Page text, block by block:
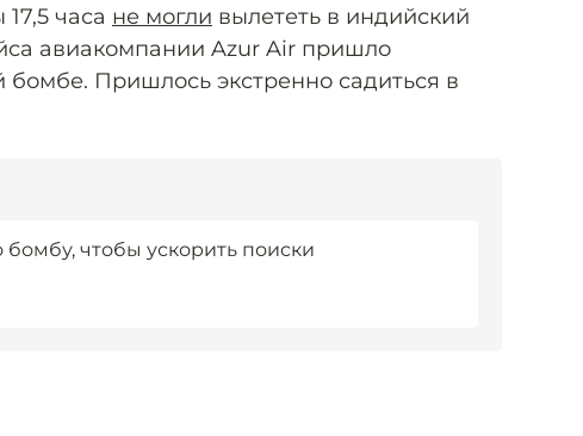
часа не могли вылететь в индийский
авиакомпании Azur Air пришло
Пришлось экстренно садиться в
чтобы ускорить поиски